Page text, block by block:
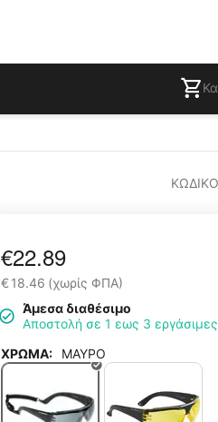
€22.89
€18.46 (χωρίς ΦΠΑ)
Άμεσα διαθέσιμο
Αποστολή σε 1 εως 3 εργάσιμες
ΧΡΩΜΑ:
ΜΑΥΡΟ